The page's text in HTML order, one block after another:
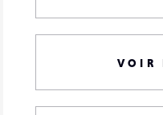
VOIR